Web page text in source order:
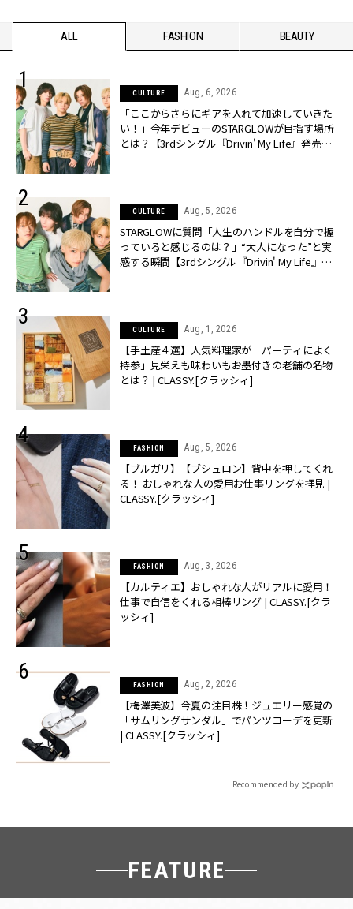
ALL FASHION BEAUTY
CULTURE Aug, 6, 2026
「ここからさらにギアを入れて加速していきた
い！」今年デビューのSTARGLOWが目指す場所
とは？【3rdシングル『Drivin' My Life』発売】 |
CULTURE Aug, 5, 2026
STARGLOWに質問「人生のハンドルを自分で握
っていると感じるのは？」“大️人になった”と実
感する瞬間【3rdシングル『Drivin' My Life』発
CULTURE Aug, 1, 2026
【手土産４選】人気料理家が「パーティによく
持参」見栄えも味わいもお墨付きの老舗の名物
とは？ | CLASSY.[クラッシィ]
FASHION Aug, 5, 2026
【ブルガリ】【ブシュロン】背中を押してくれ
る！ おしゃれな人の愛用お仕事リングを拝見 |
CLASSY.[クラッシィ]
FASHION Aug, 3, 2026
【カルティエ】おしゃれな人がリアルに愛用！
仕事で自信をくれる相棒リング | CLASSY.[クラ
ッシィ]
FASHION Aug, 2, 2026
【梅澤美波】今夏の注目株！ジュエリー感覚の
「サムリングサンダル」でパンツコーデを更新
| CLASSY.[クラッシィ]
Recommended by
FEATURE